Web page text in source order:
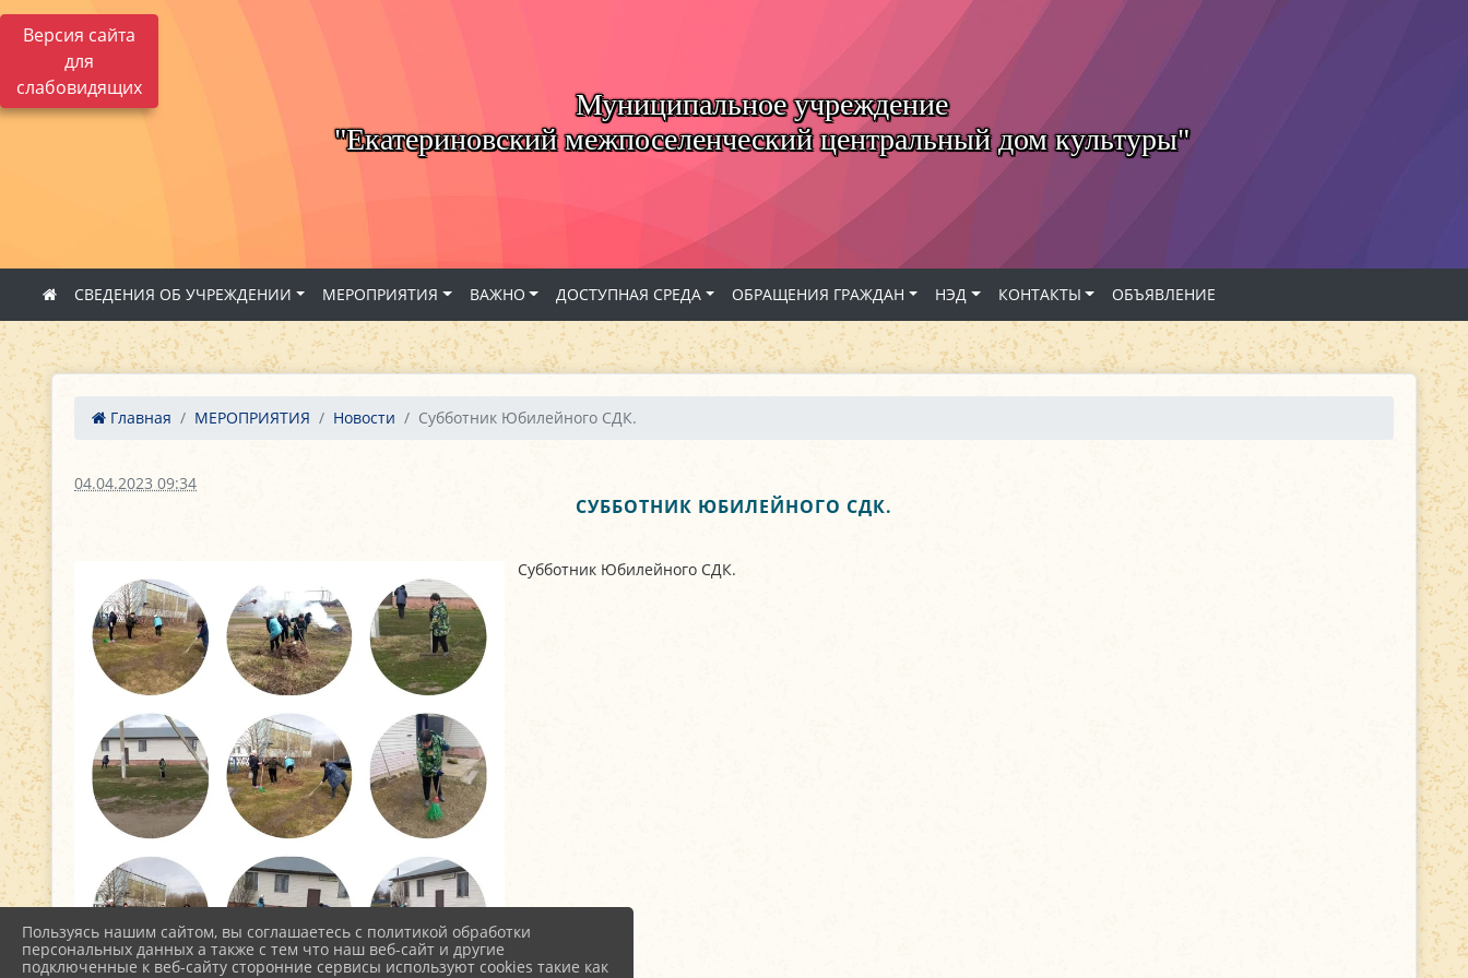
Версия сайта
для
слабовидящих
Муниципальное учреждение
"Екатериновский межпоселенческий центральный дом культуры"
СВЕДЕНИЯ ОБ УЧРЕЖДЕНИИ МЕРОПРИЯТИЯ ВАЖНО ДОСТУПНАЯ СРЕДА ОБРАЩЕНИЯ ГРАЖДАН НЭД КОНТАКТЫ ОБЪЯВЛЕНИЕ
Главная МЕРОПРИЯТИЯ Новости Субботник Юбилейного СДК.
04.04.2023 09:34
СУББОТНИК ЮБИЛЕЙНОГО СДК.
Субботник Юбилейного СДК.
Пользуясь нашим сайтом, вы соглашаетесь с политикой обработки
персональных данных а также с тем что наш веб-сайт и другие
подключенные к веб-сайту сторонние сервисы используют cookies такие как